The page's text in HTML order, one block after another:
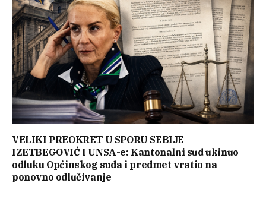
VELIKI PREOKRET U SPORU SEBIJE
IZETBEGOVIĆ I UNSA-e: Kantonalni sud ukinuo
odluku Općinskog suda i predmet vratio na
ponovno odlučivanje